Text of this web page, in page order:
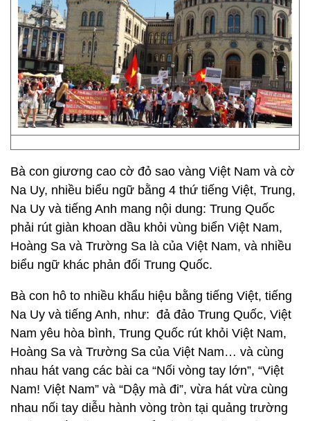
Bà con giương cao cờ đỏ sao vàng Việt Nam và cờ
Na Uy, nhiều biểu ngữ bằng 4 thứ tiếng Việt, Trung,
Na Uy và tiếng Anh mang nội dung: Trung Quốc
phải rút giàn khoan dầu khỏi vùng biển Việt Nam,
Hoàng Sa và Trường Sa là của Việt Nam, và nhiều
biểu ngữ khác phản đối Trung Quốc.
Bà con hô to nhiều khẩu hiệu bằng tiếng Việt, tiếng
Na Uy và tiếng Anh, như: đả đảo Trung Quốc, Việt
Nam yêu hòa bình, Trung Quốc rút khỏi Việt Nam,
Hoàng Sa và Trường Sa của Việt Nam… và cùng
nhau hát vang các bài ca “Nối vòng tay lớn”, “Việt
Nam! Việt Nam” và “Dậy mà đi”, vừa hát vừa cùng
nhau nối tay diễu hành vòng tròn tại quảng trường